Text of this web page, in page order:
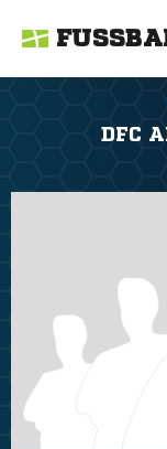
DFC